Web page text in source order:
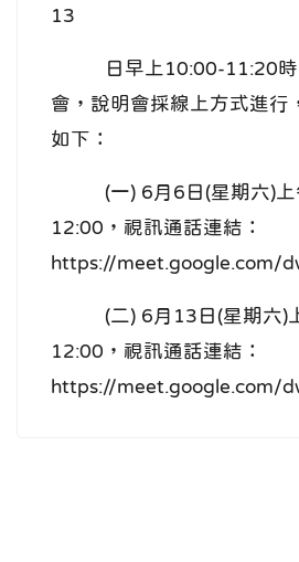
13
日早上10:00-11:20時
會，說明會採線上方式進行
如下：
(一) 6月6日(星期六)上
12:00，視訊通話連結：
https://meet.google.com/
(二) 6月13日(星期六)
12:00，視訊通話連結：
https://meet.google.com/